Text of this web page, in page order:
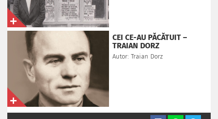
CEI CE-AU PĂCĂTUIT –
TRAIAN DORZ
Autor: Traian Dorz